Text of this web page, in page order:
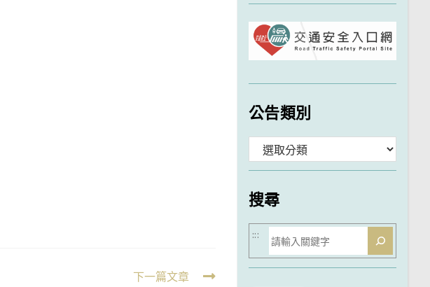
下一篇文章
公告類別
類
搜尋
搜
尋
:::